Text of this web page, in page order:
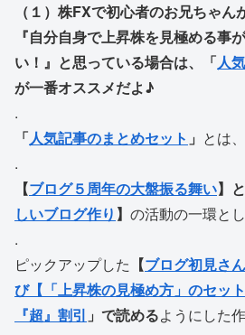
（１）株FXで初心者のお兄ちゃん
『自分自身で上昇株を見極める事
い！』と思っている場合は、「人
が一番オススメだよ♪
.
「人気記事のまとめセット 」 とは、
.
【ブログ５周年の大盤振る舞い】
しいブログ作り 】 の活動の一環とし
.
ピックアップした 【ブログ初見さ
び【「上昇株の見極め方」のセット
『超』割引 」で読めるようにした